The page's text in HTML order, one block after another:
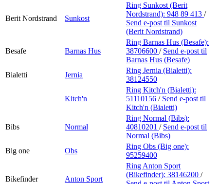
Berit Nordstrand Sunkost
Ring Sunkost (Berit
Nordstrand): 948 89 413 /
Send e-post til Sunkost
(Berit Nordstrand)
Besafe Barnas Hus
Ring Barnas Hus (Besafe):
38706600 / Send e-post til
Barnas Hus (Besafe)
Bialetti
Jernia
Ring Jernia (Bialetti):
38124550
Kitch'n
Ring Kitch'n (Bialetti):
51110156 / Send e-post til
Kitch'n (Bialetti)
Bibs Normal
Ring Normal (Bibs):
40810201 / Send e-post til
Normal (Bibs)
Big one
Obs
Ring Obs (Big one):
95259400
Bikefinder Anton Sport
Ring Anton Sport
(Bikefinder): 38146200 /